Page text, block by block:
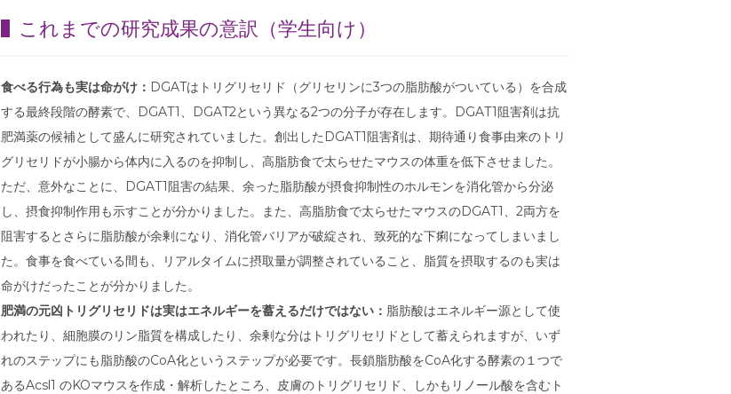
これまでの研究成果の意訳（学生向け）
食べる行為も実は命がけ： DGATはトリグリセリド（グリセリンに3つの脂肪酸がついている）を合成
する最終段階の酵素で、DGAT1、DGAT2という異なる2つの分子が存在します。DGAT1阻害剤は抗
肥満薬の候補として盛んに研究されていました。創出したDGAT1阻害剤は、期待通り食事由来のトリ
グリセリドが小腸から体内に入るのを抑制し、高脂肪食で太らせたマウスの体重を低下させました。
ただ、意外なことに、DGAT1阻害の結果、余った脂肪酸が摂食抑制性のホルモンを消化管から分泌
し、摂食抑制作用も示すことが分かりました。また、高脂肪食で太らせたマウスのDGAT1、2両方を
阻害するとさらに脂肪酸が余剰になり、消化管バリアが破綻され、致死的な下痢になってしまいまし
た。食事を食べている間も、リアルタイムに摂取量が調整されていること、脂質を摂取するのも実は
命がけだったことが分かりました。
肥満の元凶トリグリセリドは実はエネルギーを蓄えるだけではない： 脂肪酸はエネルギー源として使
われたり、細胞膜のリン脂質を構成したり、余剰な分はトリグリセリドとして蓄えられますが、いず
れのステップにも脂肪酸のCoA化というステップが必要です。長鎖脂肪酸をCoA化する酵素の１つで
あるAcsl1 のKOマウスを作成・解析したところ、皮膚のトリグリセリド、しかもリノール酸を含むト